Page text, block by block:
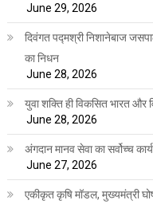
June 29, 2026
दिवंगत पद्मश्री निशानेबाज
का निधन
June 28, 2026
युवा शक्ति ही विकसित भारत और
June 28, 2026
अंगदान मानव सेवा का सर्वोच्च
June 27, 2026
एकीकृत कृषि मॉडल, मुख्यमंत्री